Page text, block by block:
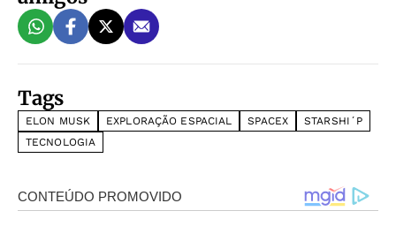
Tags
ELON MUSK EXPLORAÇÃO ESPACIAL SPACEX
STARSHI´P
TECNOLOGIA